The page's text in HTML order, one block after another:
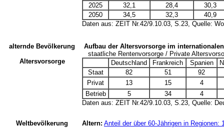
2025
32,1 28,4
30,3
2050
34,5 32,3
40,9
Daten aus: ZEIT Nr.42/9.10.03, S.23, Quelle:
alternde Bevölkerung
Altersvorsorge
Aufbau der Altersvorsorge im
staatliche Rentenvorsorge / Private
Deutschland
Frankreich Spanien
Staat
82 51
92
Privat
13 15
4
Betrieb
5 34
4
Daten aus: ZEIT Nr.42/9.10.03, S.23, Quelle:
Weltbevölkerung Altern: Anteil der über 60-Jährigen in Regionen: